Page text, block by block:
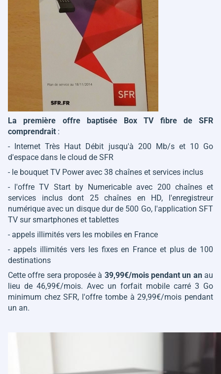
La première offre baptisée Box TV fibre de SFR
comprendrait :
- Internet Très Haut Débit jusqu'à 200 Mb/s et 10 Go
d'espace dans le cloud de SFR
- le bouquet TV Power avec 38 chaînes et services inclus
- l'offre TV Start by Numericable avec 200 chaînes et
services inclus dont 25 chaînes en HD, l'enregistreur
numérique avec un disque dur de 500 Go, l'application SFT
TV sur smartphones et tablettes
- appels illimités vers les mobiles en France
- appels illimités vers les fixes en France et plus de 100
destinations
Cette offre sera proposée à 39,99€/mois pendant un anau
lieu de 46,99€/mois. Avec un forfait mobile carré 3 Go
minimum chez SFR, l'offre tombe à 29,99€/mois pendant
un an.